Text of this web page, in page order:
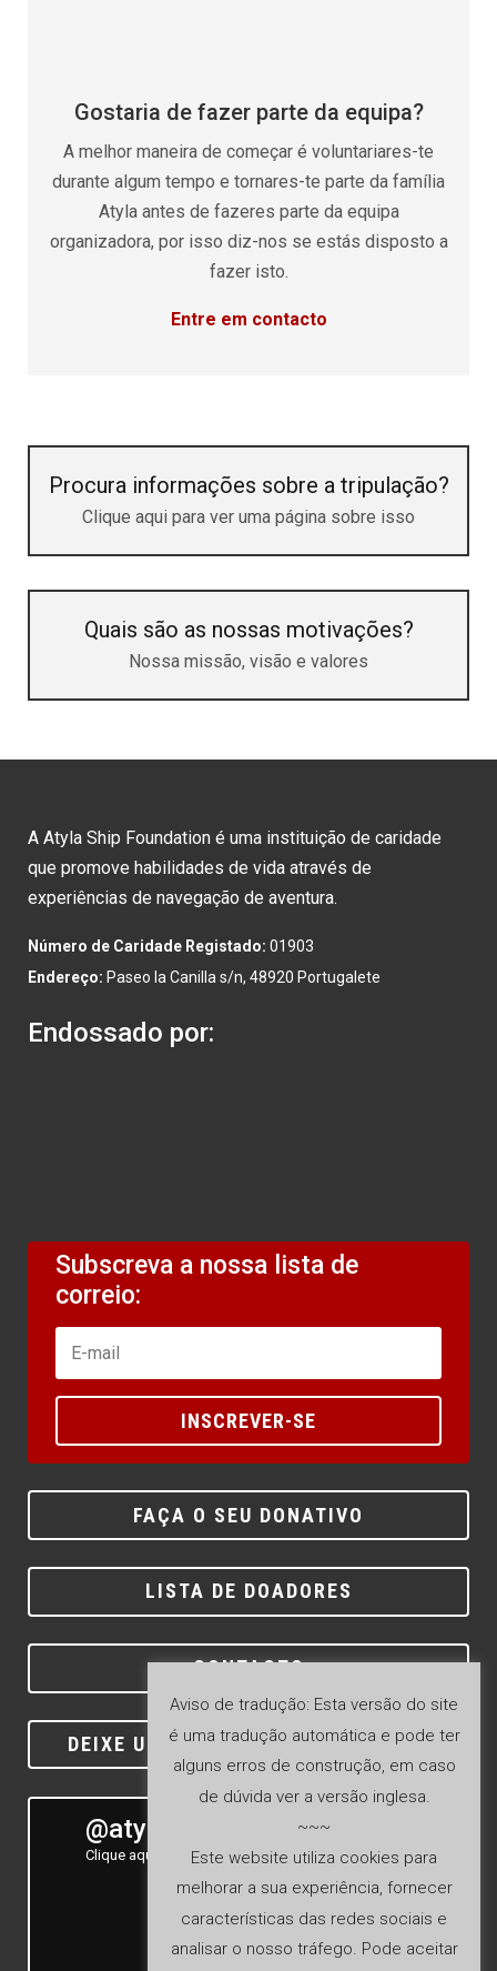
Gostaria de fazer parte da equipa?
A melhor maneira de começar é voluntariares-te
durante algum tempo e tornares-te parte da família
Atyla antes de fazeres parte da equipa
organizadora, por isso diz-nos se estás disposto a
fazer isto.
Entre em contacto
Procura informações sobre a tripulação?
Clique aqui para ver uma página sobre isso
Quais são as nossas motivações?
Nossa missão, visão e valores
A Atyla Ship Foundation é uma instituição de caridade
que promove habilidades de vida através de
experiências de navegação de aventura.
Número de Caridade Registado: 01903
Endereço: Paseo la Canilla s/n, 48920 Portugalete
Endossado por:
Subscreva a nossa lista de
correio:
INSCREVER-SE
FAÇA O SEU DONATIVO
LISTA DE DOADORES
CONTACTO
DEIXE UM COMENTÁRIO NO GOOGLE
@atyla_ship
Clique aqui para ver o nosso feed Instagram
Seguir
Aviso de tradução: Esta versão do site
é uma tradução automática e pode ter
alguns erros de construção, em caso
de dúvida ver a versão inglesa.
~~~
Este website utiliza cookies para
melhorar a sua experiência, fornecer
características das redes sociais e
analisar o nosso tráfego. Pode aceitar